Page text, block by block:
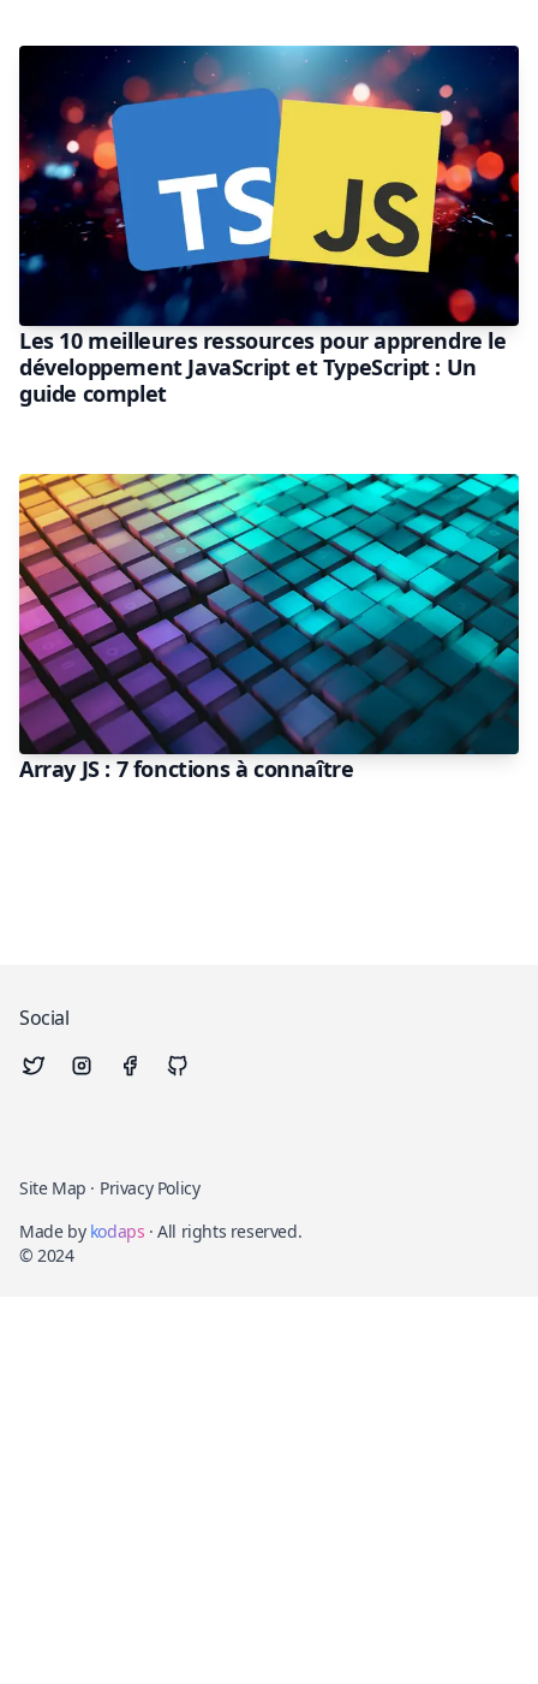
Les 10 meilleures ressources pour apprendre le
développement JavaScript et TypeScript : Un
guide complet
Array JS : 7 fonctions à connaître
Social
Site Map · Privacy Policy
Made by kodaps · All rights reserved.
© 2024